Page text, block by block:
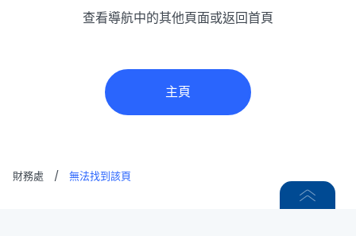
查看導航中的其他頁面或返回首頁
主頁
財務處 / 無法找到該頁